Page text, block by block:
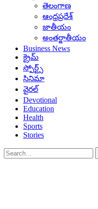
తెలంగాణ
ఆంధ్రప్రదేశ్
జాతీయం
అంతర్జాతీయం
Business News
క్రైమ్
స్పోర్ట్స్
సినిమా
వైరల్
Devotional
Education
Health
Sports
Stories